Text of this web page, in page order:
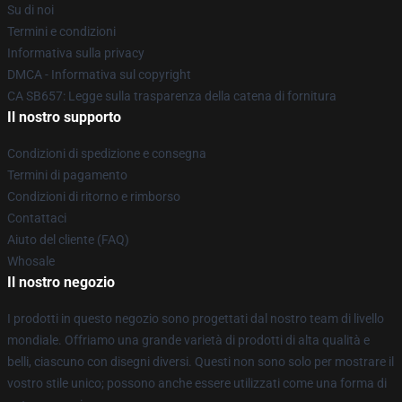
Su di noi
Termini e condizioni
Informativa sulla privacy
DMCA - Informativa sul copyright
CA SB657: Legge sulla trasparenza della catena di fornitura
Il nostro supporto
Condizioni di spedizione e consegna
Termini di pagamento
Condizioni di ritorno e rimborso
Contattaci
Aiuto del cliente (FAQ)
Whosale
Il nostro negozio
I prodotti in questo negozio sono progettati dal nostro team di livello
mondiale. Offriamo una grande varietà di prodotti di alta qualità e
belli, ciascuno con disegni diversi. Questi non sono solo per mostrare il
vostro stile unico; possono anche essere utilizzati come una forma di